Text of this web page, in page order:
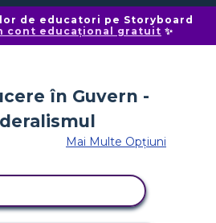
de educatori pe Storyboard
cont educațional gratuit ✨
Mai Multe Opțiuni